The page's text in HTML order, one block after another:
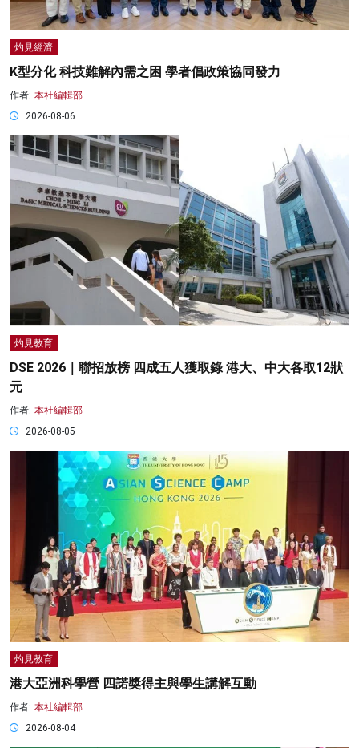
灼見經濟
K型分化 科技難解內需之困 學者倡政策協同發力
作者: 本社編輯部
2026-08-06
灼見教育
DSE 2026｜聯招放榜 四成五人獲取錄 港大、中大各取12狀
元
作者: 本社編輯部
2026-08-05
灼見教育
港大亞洲科學營 四諾獎得主與學生講解互動
作者: 本社編輯部
2026-08-04